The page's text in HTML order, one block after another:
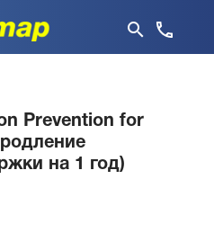
Prevention for
на 1 год)